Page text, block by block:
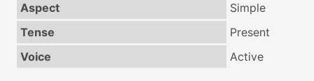
Aspect
Simple
Tense
Present
Voice
Active